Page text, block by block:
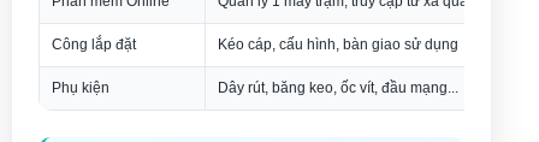
Công lắp đặt Kéo cáp, cấu hình, bàn giao sử dụng
Phụ kiện Dây rút, băng keo, ốc vít, đầu mạng...